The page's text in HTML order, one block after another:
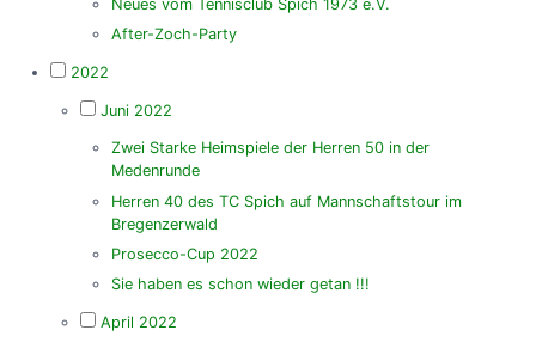
Neues vom Tennisclub Spich 1973 e.V.
After-Zoch-Party
2022
Juni 2022
Zwei Starke Heimspiele der Herren 50 in der
Medenrunde
Herren 40 des TC Spich auf Mannschaftstour im
Bregenzerwald
Prosecco-Cup 2022
Sie haben es schon wieder getan !!!
April 2022